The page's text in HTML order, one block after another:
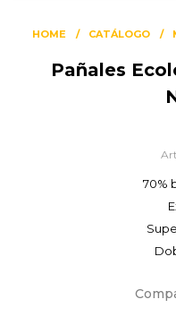
HOME CATÁLOGO
Pañales
70%